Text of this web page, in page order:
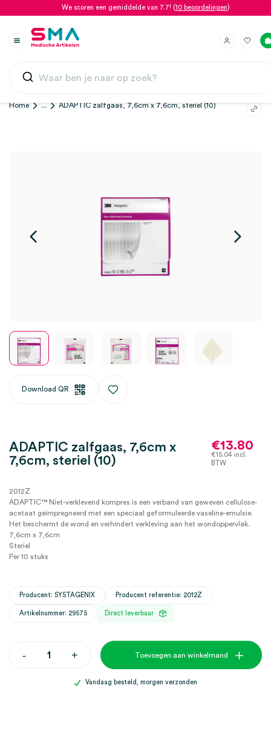
We scoren een gemiddelde van 7.7! (10 beoordelingen)
Home ... ADAPTIC zalfgaas, 7,6cm x 7,6cm, steriel (10)
Download QR
ADAPTIC zalfgaas, 7,6cm x
7,6cm, steriel (10)
€13.80
€15.04incl.
BTW
2012Z
ADAPTIC™ Niet-verklevend kompres is een verband van geweven cellulose-
acetaat geïmpregneerd met een speciaal geformuleerde vaseline-emulsie.
Het beschermt de wond en verhindert verkleving aan het wondoppervlak.
7,6cm x 7,6cm
Steriel
Per 10 stuks
Producent: SYSTAGENIX Producent referentie: 2012Z
Artikelnummer: 29575 Direct leverbaar
-ADAPTIC
+ Toevoegen aan winkelmand
Vandaag besteld, morgen verzonden